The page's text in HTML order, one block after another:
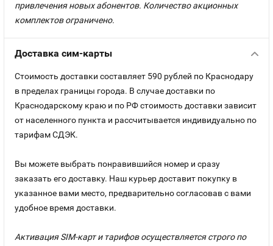
привлечения новых абонентов. Количество акционных
комплектов ограничено.
Доставка сим-карты
Стоимость доставки составляет 590 рублей по Краснодару
в пределах границы города. В случае доставки по
Краснодарскому краю и по РФ стоимость доставки зависит
от населенного пункта и рассчитывается индивидуально по
тарифам СДЭК.
Вы можете выбрать понравившийся номер и сразу
заказать его доставку. Наш курьер доставит покупку в
указанное вами место, предварительно согласовав с вами
удобное время доставки.
Активация SIM-карт и тарифов осуществляется строго по